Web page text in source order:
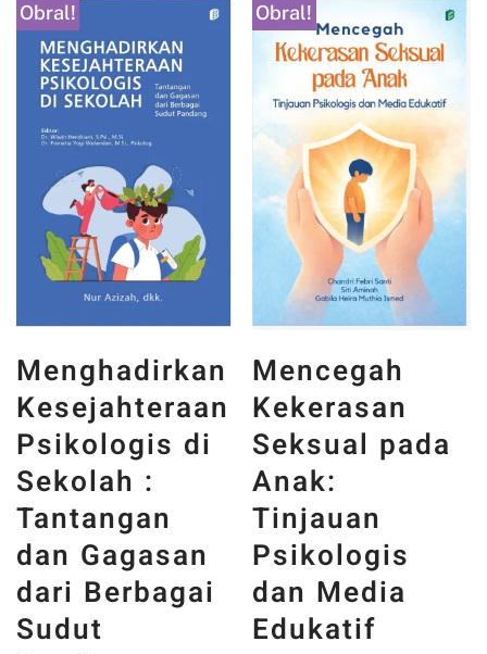
Obral!
Menghadirkan
Kesejahteraan
Psikologis di
Sekolah :
Tantangan
dan Gagasan
dari Berbagai
Sudut
Obral!
Mencegah
Kekerasan
Seksual pada
Anak:
Tinjauan
Psikologis
dan Media
Edukatif